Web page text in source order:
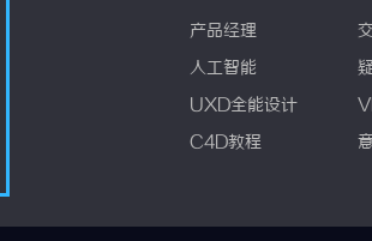
产品经理
人工智能
UXD全能设计
C4D教程